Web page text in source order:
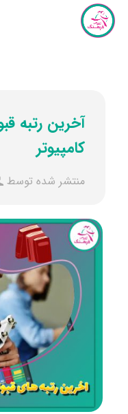
آخرین رتبه
کامپیوتر
منتشر شده توسط